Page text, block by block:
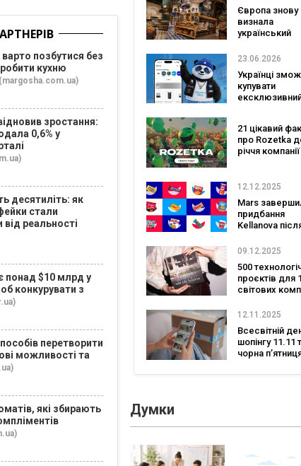
Європа знову
визнала
український
«Сільпо»
найкращих
супермаркетів
23.06.2026
Українці
купувати
напряму з Азії
21 цікавий
про Rozetka
річчя компанії
12.12.2025
Mars
придбання
Kellanova
схвалення
09.12.2025
500
проєктів для
світових
поділились
2022-2025
12.11.2025
Всесвітній
шопінгу 11.11
чорна
розпродажів
Думки
варто позбутися без
кухню
(margosha.com.ua)
зростання:
0,6% у
десятиліть: як
стали
від реальності
понад $10 млрд у
конкурувати з
перетворити
можливості та
які збирають